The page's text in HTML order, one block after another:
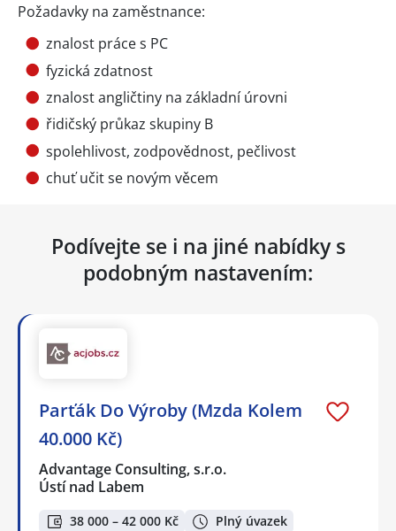
Požadavky na zaměstnance:
znalost práce s PC
fyzická zdatnost
znalost angličtiny na základní úrovni
řidičský průkaz skupiny B
spolehlivost, zodpovědnost, pečlivost
chuť učit se novým věcem
Podívejte se i na jiné nabídky s
podobným nastavením:
Parťák Do Výroby (Mzda Kolem
40.000 Kč)
Advantage Consulting, s.r.o.
Ústí nad Labem
38 000 – 42 000 Kč Plný úvazek